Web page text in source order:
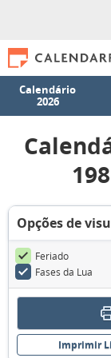
Calendário
2026
Opções de
Feriado
Fases da Lua
Imprimir